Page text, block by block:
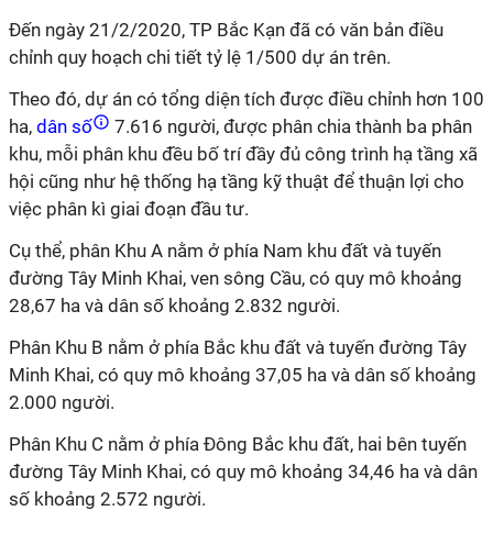
Đến ngày 21/2/2020, TP Bắc Kạn đã có văn bản điều
chỉnh quy hoạch chi tiết tỷ lệ 1/500 dự án trên.
Theo đó, dự án có tổng diện tích được điều chỉnh hơn 100
ha, dân số
7.616 người, được phân chia thành ba phân
khu, mỗi phân khu đều bố trí đầy đủ công trình hạ tầng xã
hội cũng như hệ thống hạ tầng kỹ thuật để thuận lợi cho
việc phân kì giai đoạn đầu tư.
Cụ thể, phân Khu A nằm ở phía Nam khu đất và tuyến
đường Tây Minh Khai, ven sông Cầu, có quy mô khoảng
28,67 ha và dân số khoảng 2.832 người.
Phân Khu B nằm ở phía Bắc khu đất và tuyến đường Tây
Minh Khai, có quy mô khoảng 37,05 ha và dân số khoảng
2.000 người.
Phân Khu C nằm ở phía Đông Bắc khu đất, hai bên tuyến
đường Tây Minh Khai, có quy mô khoảng 34,46 ha và dân
số khoảng 2.572 người.